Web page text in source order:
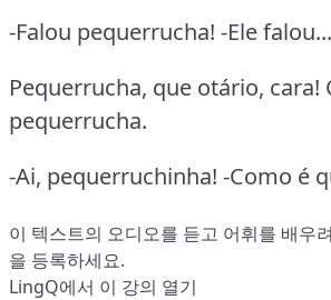
-Falou pequerrucha! -Ele falou...
Pequerrucha, que otário, cara!
pequerrucha.
-Ai, pequerruchinha! -Como é
이 텍스트의 오디오를 듣고 어휘를 배우
을 등록하세요.
LingQ에서 이 강의 열기